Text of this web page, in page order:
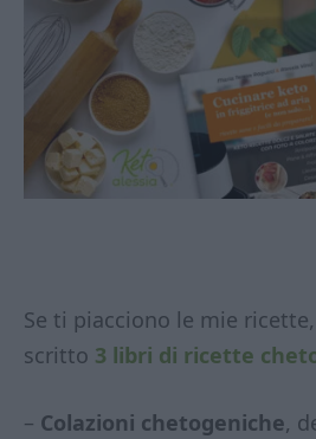
Se ti piacciono le mie
scritto 3 libri di ricette
– Colazioni chetogeniche,